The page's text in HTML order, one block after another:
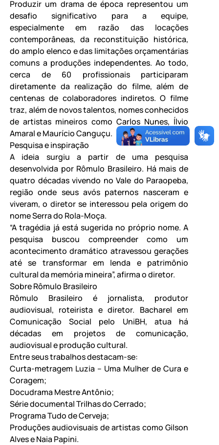
Produzir um drama de época representou um
desafio significativo para a equipe,
especialmente em razão das locações
contemporâneas, da reconstituição histórica,
do amplo elenco e das limitações orçamentárias
comuns a produções independentes. Ao todo,
cerca de 60 profissionais participaram
diretamente da realização do filme, além de
centenas de colaboradores indiretos. O filme
traz, além de novos talentos, nomes conhecidos
de artistas mineiros como Carlos Nunes, Ílvio
Amaral e Maurício Canguçu.
Pesquisa e inspiração
A ideia surgiu a partir de uma pesquisa
desenvolvida por Rômulo Brasileiro. Há mais de
quatro décadas vivendo no Vale do Paraopeba,
região onde seus avós paternos nasceram e
viveram, o diretor se interessou pela origem do
nome Serra do Rola-Moça.
“A tragédia já está sugerida no próprio nome. A
pesquisa buscou compreender como um
acontecimento dramático atravessou gerações
até se transformar em lenda e patrimônio
cultural da memória mineira”, afirma o diretor.
Sobre Rômulo Brasileiro
Rômulo Brasileiro é jornalista, produtor
audiovisual, roteirista e diretor. Bacharel em
Comunicação Social pelo UniBH, atua há
décadas em projetos de comunicação,
audiovisual e produção cultural.
Entre seus trabalhos destacam-se:
Curta-metragem Luzia – Uma Mulher de Cura e
Coragem;
Docudrama Mestre Antônio;
Série documental Trilhas do Cerrado;
Programa Tudo de Cerveja;
Produções audiovisuais de artistas como Gilson
Alves e Naia Papini.